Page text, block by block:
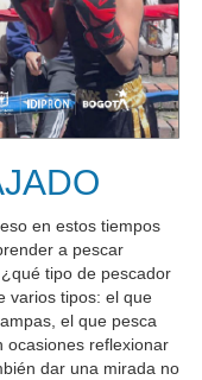
en estos tiempos
a pescar
tipo de pescador
varios tipos: el que
el que pesca
ocasiones reflexionar
dar una mirada no